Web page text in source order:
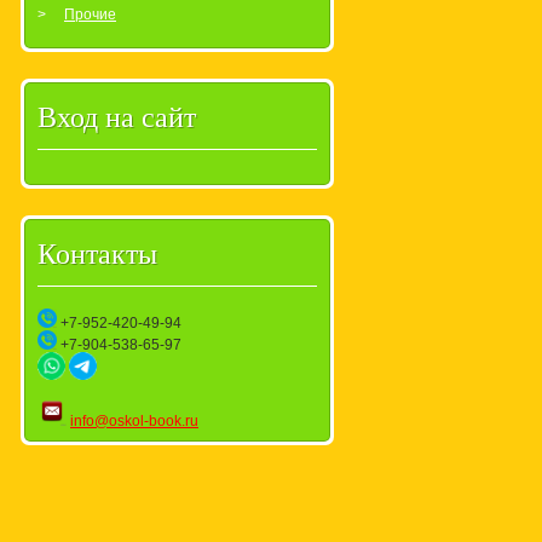
Прочие
Вход на сайт
Контакты
+7-952-420-49-94
+7-904-538-65-97
info@oskol-book.ru